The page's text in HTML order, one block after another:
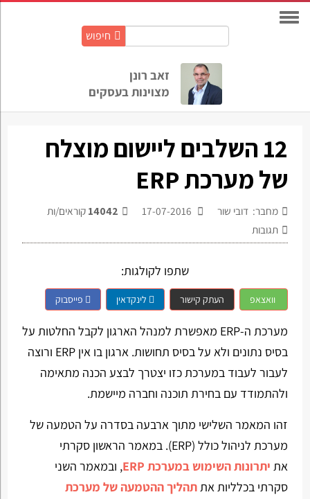
חיפוש
זאב רונן
מצוינות בעסקים
12 השלבים ליישום מוצלח
של מערכת ERP
מחבר: דובי שור 14042 קוראים/ות
תגובות
שתפו לקולגות:
וואצאפ העתק קישור לינקדאין פייסבוק
מערכת ה-ERP מאפשרת למנהל הארגון לקבל החלטות על
בסיס נתונים ולא על בסיס תחושות. ארגון בו אין ERP ורוצה
לעבור לעבוד במערכת כזו יצטרך לבצע הכנה מתאימה
ולהתמודד עם בחירת תוכנה וחברה מיישמת.
זהו המאמר השלישי מתוך ארבעה בסדרה על הטמעה של
מערכת לניהול כולל (ERP). במאמר הראשון סקרתי
את יתרונות השימוש במערכת ERP
, ובמאמר השני
סקרתי בכלליות אתתהליך ההטמעה של מערכת